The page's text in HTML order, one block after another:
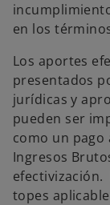
en los
Los aportes
presentados
jurídicas y
pueden ser
como un pago
Ingresos
efectivización.
topes